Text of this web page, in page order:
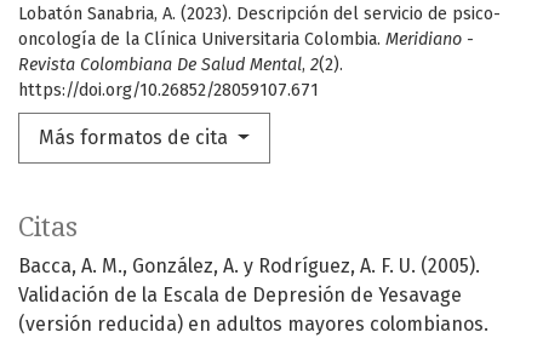
Lobatón Sanabria, A. (2023). Descripción del servicio de psico-
oncología de la Clínica Universitaria Colombia. Meridiano -
Revista Colombiana De Salud Mental, 2(2).
https://doi.org/10.26852/28059107.671
Más formatos de cita
Citas
Bacca, A. M., González, A. y Rodríguez, A. F. U. (2005).
Validación de la Escala de Depresión de Yesavage
(versión reducida) en adultos mayores colombianos.